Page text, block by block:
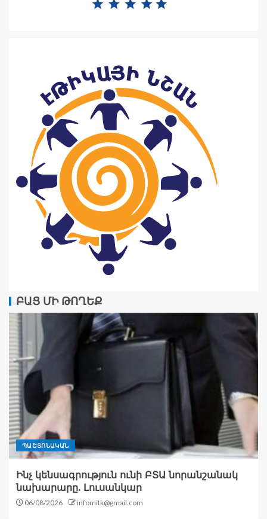
ԲԱՑ ՄԻ ԹՈՂԵՔ
ՊԱՇՏՈՆԱԿԱՆ
Ինչ կենսագրություն ունի ԲՏԱ նորանշանակ
նախարարը. Լուսանկար
06/08/2026 infomitk@gmail.com